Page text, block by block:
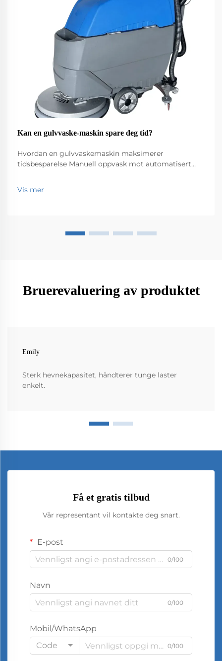
Kan en gulvvaske-maskin spare deg tid?
Hvordan en gulvvaskemaskin maksimerer
tidsbesparelse Manuell oppvask mot automatisert
og knær med en moppe er rett og slett tregt arbeid,
og tar noen ganger dobbel så lang tid eller til og med
Vis mer
Bruerevaluering av produktet
Emily
Sterk hevnekapasitet, håndterer tunge laster
enkelt.
Få et gratis tilbud
Vår representant vil kontakte deg snart.
E-post
0/100
Navn
0/100
Mobil/WhatsApp
Code
0/100